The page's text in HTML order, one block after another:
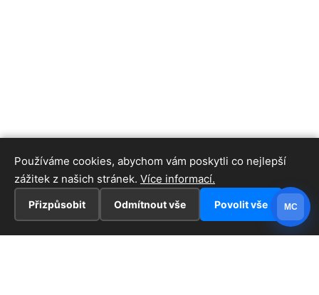
Používáme cookies, abychom vám poskytli co nejlepší
zážitek z našich stránek. Více informací.
Přizpůsobit Odmítnout vše Povolit vše MC